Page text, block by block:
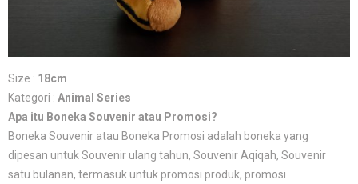
Size : 18cm
Kategori : Animal Series
Apa itu Boneka Souvenir atau Promosi?
Boneka Souvenir atau Boneka Promosi adalah boneka yang
dipesan untuk Souvenir ulang tahun, Souvenir Aqiqah, Souvenir
satu bulanan, termasuk untuk promosi produk, promosi